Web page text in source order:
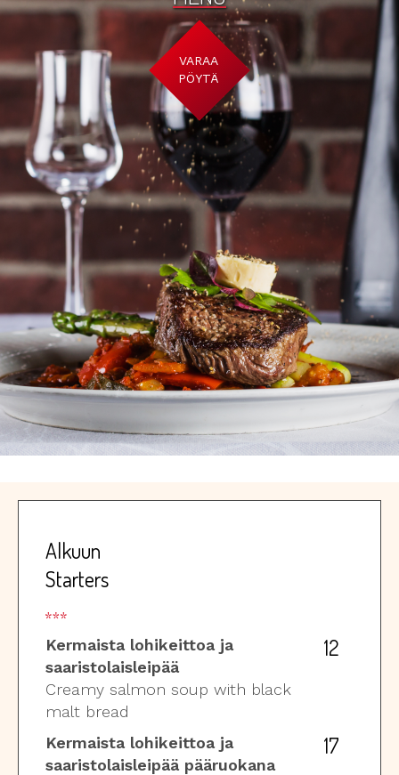
VARAA
PÖYTÄ
Alkuun
Starters
Kermaista lohikeittoa ja
saaristolaisleipää
Creamy salmon soup with black
malt bread
12
Kermaista lohikeittoa ja
saaristolaisleipää pääruokana
17